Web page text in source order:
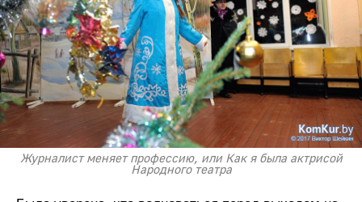
Журналист меняет профессию, или Как я была актрисой
Народного театра